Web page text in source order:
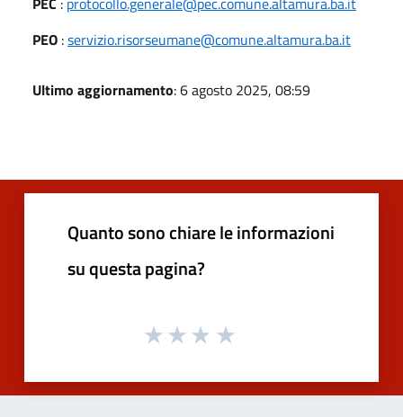
PEO :servizio.risorseumane@comune.altamura.ba.it
Ultimo aggiornamento: 6 agosto 2025, 08:59
Quanto sono chiare le informazioni
su questa pagina?